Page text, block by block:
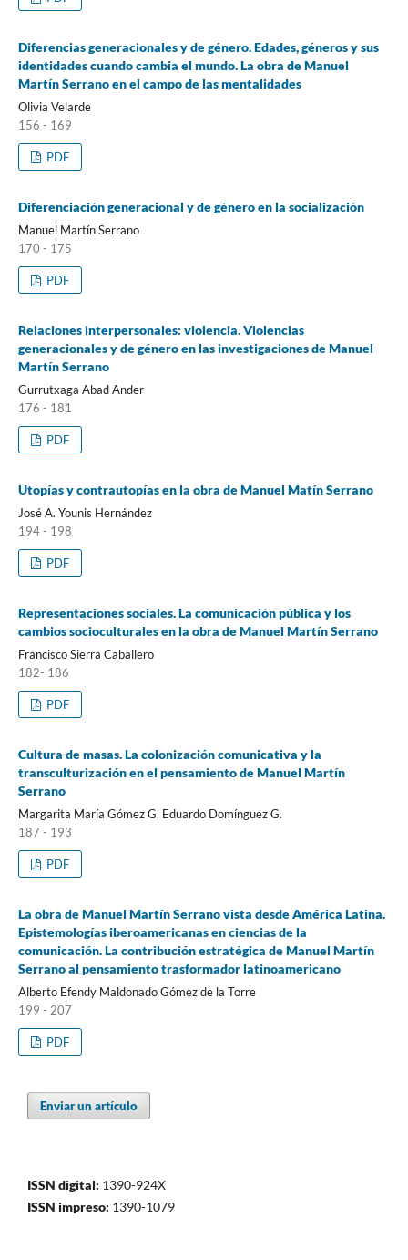
Diferencias generacionales y de género. Edades, géneros y sus
identidades cuando cambia el mundo. La obra de Manuel
Martín Serrano en el campo de las mentalidades
Olivia Velarde
156 - 169
PDF
Diferenciación generacional y de género en la socialización
Manuel Martín Serrano
170 - 175
PDF
Relaciones interpersonales: violencia. Violencias
generacionales y de género en las investigaciones de Manuel
Martín Serrano
Gurrutxaga Abad Ander
176 - 181
PDF
Utopías y contrautopías en la obra de Manuel Matín Serrano
José A. Younis Hernández
194 - 198
PDF
Representaciones sociales. La comunicación pública y los
cambios socioculturales en la obra de Manuel Martín Serrano
Francisco Sierra Caballero
182- 186
PDF
Cultura de masas. La colonización comunicativa y la
transculturización en el pensamiento de Manuel Martín
Serrano
Margarita María Gómez G, Eduardo Domínguez G.
187 - 193
PDF
La obra de Manuel Martín Serrano vista desde América Latina.
Epistemologías iberoamericanas en ciencias de la
comunicación. La contribución estratégica de Manuel Martín
Serrano al pensamiento trasformador latinoamericano
Alberto Efendy Maldonado Gómez de la Torre
199 - 207
PDF
Enviar un artículo
ISSN digital: 1390-924X
ISSN impreso: 1390-1079